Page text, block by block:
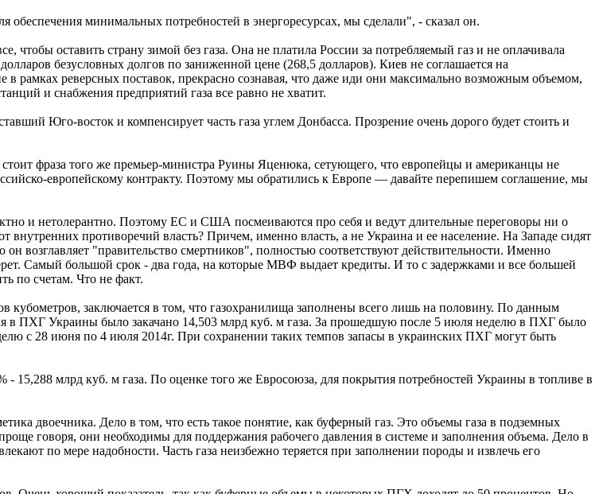
минимальных потребностей в энергоресурсах, мы сделали", - сказал он.
чтобы оставить страну зимой без газа. Она не платила России за потребляемый газ и не оплачивала
безусловных долгов по заниженной цене (268,5 долларов). Киев не соглашается на
рамках реверсных поставок, прекрасно сознавая, что даже иди они максимально возможным объемом,
и снабжения предприятий газа все равно не хватит.
Юго-восток и компенсирует часть газа углем Донбасса. Прозрение очень дорого будет стоить и
фраза того же премьер-министра Руины Яценюка, сетующего, что европейцы и американцы не
европейскому контракту. Поэтому мы обратились к Европе — давайте перепишем соглашение, мы
и нетолерантно. Поэтому ЕС и США посмеиваются про себя и ведут длительные переговоры ни о
противоречий власть? Причем, именно власть, а не Украина и ее население. На Западе сидят
возглавляет "правительство смертников", полностью соответствуют действительности. Именно
Самый большой срок - два года, на которые МВФ выдает кредиты. И то с задержками и все большей
по счетам. Что не факт.
заключается в том, что газохранилища заполнены всего лишь на половину. По данным
в ПХГ Украины было закачано 14,503 млрд куб. м газа. За прошедшую после 5 июля неделю в ПХГ было
с 28 июня по 4 июля 2014г. При сохранении таких темпов запасы в украинских ПХГ могут быть
млрд куб. м газа. По оценке того же Евросоюза, для покрытия потребностей Украины в топливе в
двоечника. Дело в том, что есть такое понятие, как буферный газ. Это объемы газа в подземных
говоря, они необходимы для поддержания рабочего давления в системе и заполнения объема. Дело в
по мере надобности. Часть газа неизбежно теряется при заполнении породы и извлечь его